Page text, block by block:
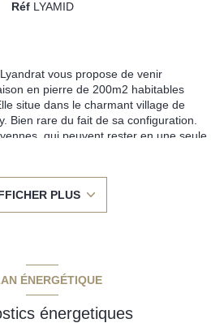
Réf LYAMID
vous propose de venir
en pierre de 200m2 habitables
situe dans le charmant village de
Bien rare du fait de sa configuration.
qui peuvent rester en une seule
En rez de jardin, cuisine équipée,
le terrasse, bureau, salle de bain avec
WC, dressing. Belle véranda de 8m2.
dispose de garages. Chauffage central
au fuel (chaudières année 2011).
Toiture refaite en 2021. Amoureux
cette maison est faite pour vous !
PLUS
ÉNERGÉTIQUE
énergetiques